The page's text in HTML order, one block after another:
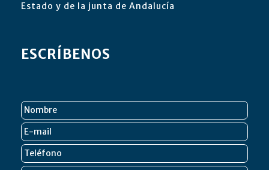
Estado y de la junta de Andalucía
ESCRÍBENOS